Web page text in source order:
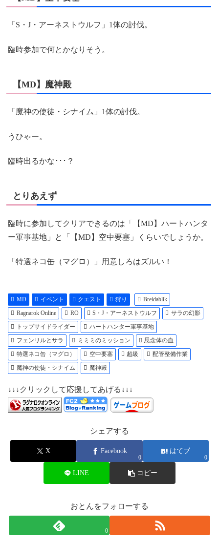
「S・J・アーネストウルフ」1体の討伐。
臨時参加で何とかなりそう。
【MD】魔神殿
「魔神の使徒・シナイム」1体の討伐。
うひゃー。
臨時出るかな･･･？
とりあえず
臨時に参加してクリアできるのは「【MD】ハートハンタ
ー軍事基地」と「【MD】空中要塞」くらいでしょうか。
「特選ネコ缶（マグロ）」用意しろはズルい！
MD イベント クエスト 狩り
Breidablik
Ragnarok Online
RO S・J・アーネストウルフ
サラの幻影
トップサイドライダー
ハートハンター軍事基地
フェンリルとサラ
ミミミのミッション
思念体の血
特選ネコ缶（マグロ）
空中要塞 超級
配管整備作業
魔神の使徒・シナイム
魔神殿
↓↓↓クリックして応援してあげる↓↓↓
シェアする
X Facebook
0
はてブ
0
LINE コピー
おとんをフォローする
0